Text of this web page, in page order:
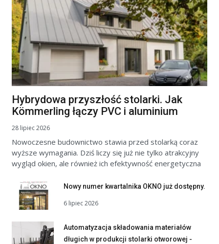
Hybrydowa przyszłość stolarki. Jak
Kömmerling łączy PVC i aluminium
28 lipiec 2026
Nowoczesne budownictwo stawia przed stolarką coraz
wyższe wymagania. Dziś liczy się już nie tylko atrakcyjny
wygląd okien, ale również ich efektywność energetyczna
Nowy numer kwartalnika OKNO już dostępny.
6 lipiec 2026
Automatyzacja składowania materiałów
długich w produkcji stolarki otworowej -